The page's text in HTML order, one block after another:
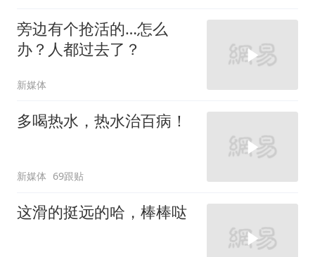
旁边有个抢活的…怎么
办？人都过去了？
新媒体
多喝热水，热水治百病！
新媒体 69跟贴
这滑的挺远的哈，棒棒哒